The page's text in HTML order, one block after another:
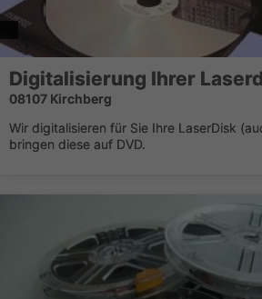
Digitalisierung Ihrer
08107 Kirchberg
Wir digitalisieren für Sie Ihre LaserDisk
bringen diese auf DVD.